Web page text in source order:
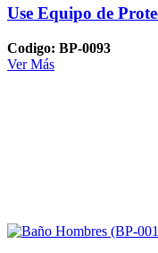
Use Equipo de
Codigo: BP-0093
Ver Más